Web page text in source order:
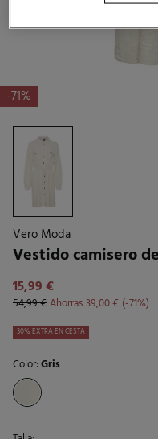
-71%
Vero Moda
Vestido camisero
15,99 €
54,99 €Ahorras39,00 € 71
30% EXTRA EN CESTA
Color:Gris